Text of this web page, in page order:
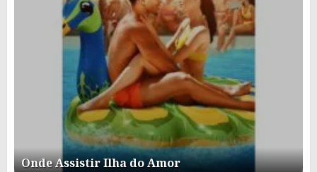
Onde Assistir Ilha do Amor